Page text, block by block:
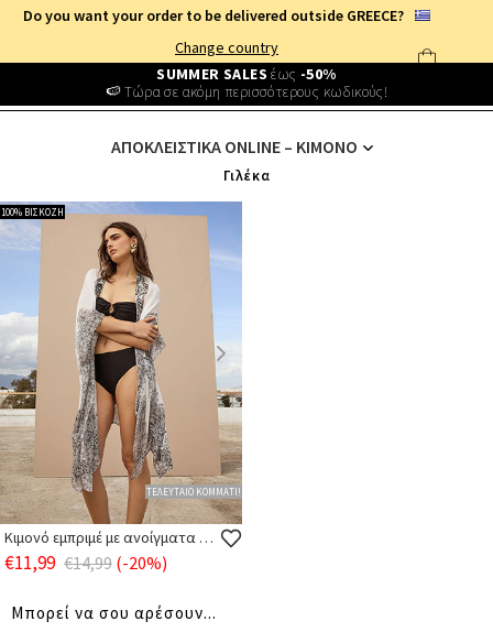
Do you want your order to be delivered outside GREECE?
Change country
SUMMER SALES έως -50%
🍉 Τώρα σε ακόμη περισσότερους κωδικούς!
ΑΠΟΚΛΕΙΣΤΙΚΑ ONLINE / ΠΑΝΩΦΟΡΙΑ / ΚΙΜΟΝΟ
ΑΠΟΚΛΕΙΣΤΙΚΑ ONLINE – ΚΙΜΟΝΟ
Γιλέκα
100% ΒΙΣΚΟΖΗ
ΤΕΛΕΥΤΑΙΟ ΚΟΜΜΑΤΙ!
Κιμονό εμπριμέ με ανοίγματα στο πλάι
€11,99 €14,99 (-20%)
Μπορεί να σου αρέσουν...